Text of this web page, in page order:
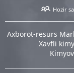
Hozir
Аxborot-resurs
Xavfli